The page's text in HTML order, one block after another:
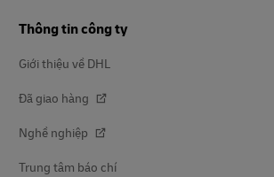
Thông tin công ty
Giới thiệu về DHL
Đã giao hàng
Nghề nghiệp
Trung tâm báo chí